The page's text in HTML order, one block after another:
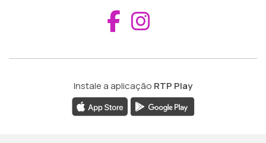
Aceder ao
Instale a aplicação RTP Play